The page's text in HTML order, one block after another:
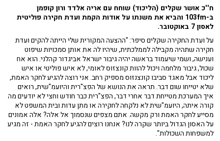
ח''כ אושר שקלים (הליכוד) שוחח עם אריה אלדד ורון קופמן
ב-103fm והביא את משנתו על אודות הקמת ועדת חקירה פוליטית
לאסון 7 באוקטובר.
על ועדת החקירה שקלים סיפר: "ההצעה המקורית שלי הייתה להקים ועדת
חקירה שתהיה מקבילה לממלכתית, שיהיו לה את אותן סמכויות שיפוט
וענישה, ושמי שיעמוד בראשה יהיה גיבור ישראל אביגדור קהלני. הוא אח
שכול, גיבור מלחמה ויכול להוות קונצזוס לאומי, לא איש פוליטי או איש
ליכוד אבל מאגד סביבו קונצנזוס מספיק רחב. אני רוצה להגיע לחקר האמת,
שלא יטייחו שום דבר. תראה את הנושא של הפצ"רית והיועמ"שית, רואים
איך המערכת מטייחת דבר אחרי דבר, הפצ"רית כבר חודש וחצי לא יודעים מה
קורה איתה, היועמ"שית לא נלקחה לחקירה או מתן עדות ובית המשפט לא
מסייע לחקר האמת ורק מקשה. אתם מצפים שנסמוך אל אלה? אלה אמונים
על האסון הגדול ביותר שקרה לנו? אנחנו רוצים להגיע לחקר האמת - זה מגיע
למשפחות השכולות".